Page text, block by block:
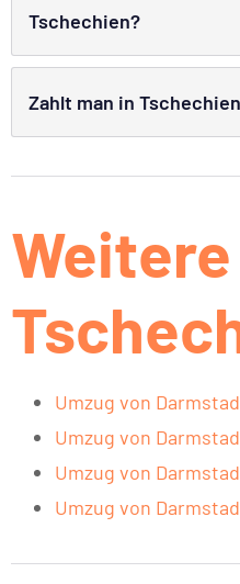
Tschechien?
Zahlt man in
Umzug von
Umzug von
Umzug von
Umzug von